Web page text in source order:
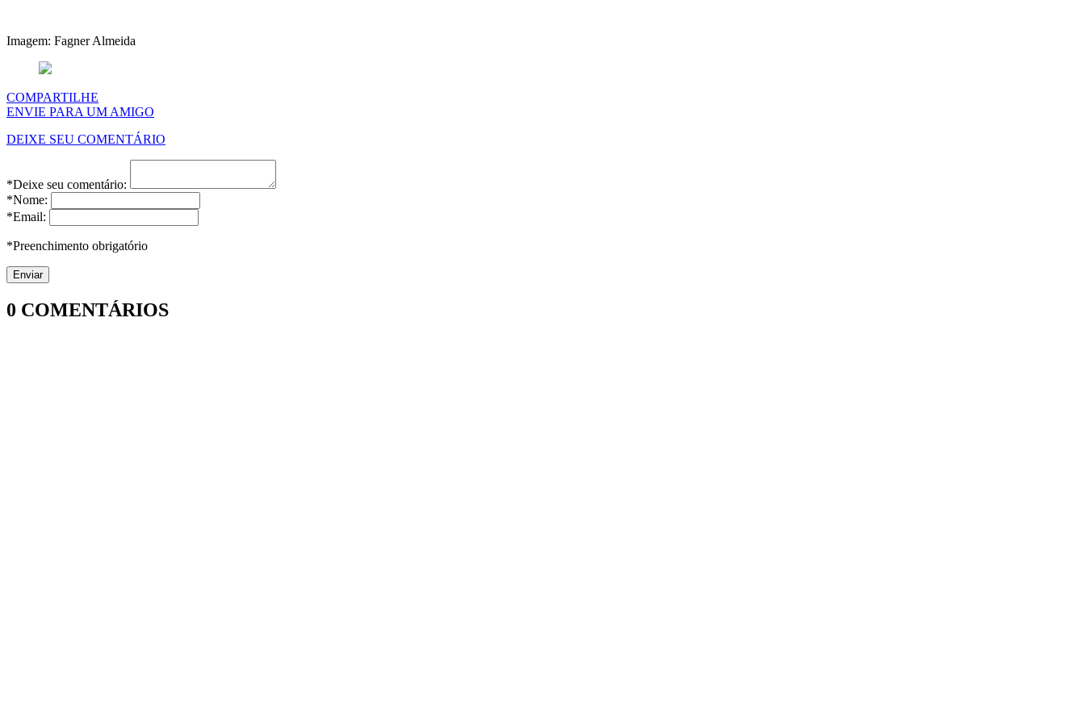
Imagem: Fagner Almeida
COMPARTILHE
ENVIE PARA UM AMIGO
DEIXE SEU COMENTÁRIO
*Deixe seu comentário:
*Nome:
*Email:
*Preenchimento obrigatório
0 COMENTÁRIOS